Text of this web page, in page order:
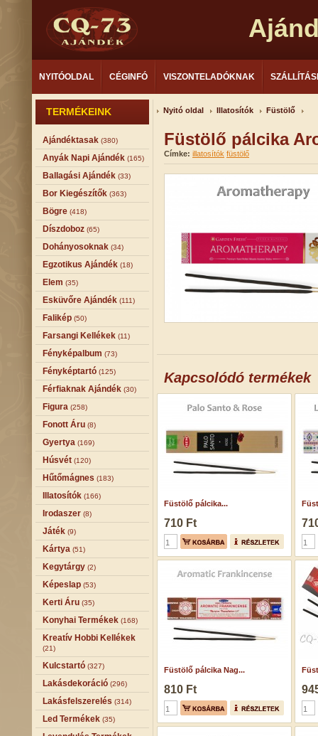
NYITÓOLDAL CÉGINFÓ VISZONTELADÓKNAK
TERMÉKEINK
Ajándéktasak (380)
Anyák Napi Ajándék (165)
Ballagási Ajándék (33)
Bor Kiegészítők (363)
Bögre (418)
Díszdoboz (65)
Dohányosoknak (34)
Egzotikus Ajándék (18)
Elem (35)
Esküvőre Ajándék (111)
Falikép (50)
Farsangi Kellékek (11)
Fényképalbum (73)
Fényképtartó (125)
Férfiaknak Ajándék (30)
Figura (258)
Fonott Áru (8)
Gyertya (169)
Húsvét (120)
Hűtőmágnes (183)
Illatosítók (166)
Irodaszer (8)
Játék (9)
Kártya (51)
Kegytárgy (2)
Képeslap (53)
Kerti Áru (35)
Konyhai Termékek (168)
Kreatív Hobbi Kellékek
(21)
Kulcstartó (327)
Lakásdekoráció (296)
Lakásfelszerelés (314)
Led Termékek (35)
Nyitó oldal Illatosítók Füstölő
Füstölő pálcika
Címke: illatosítók füstölő
Kapcsolódó termékek
Füstölő pálcika...
710 Ft
Füstölő pálcika Nag...
810 Ft